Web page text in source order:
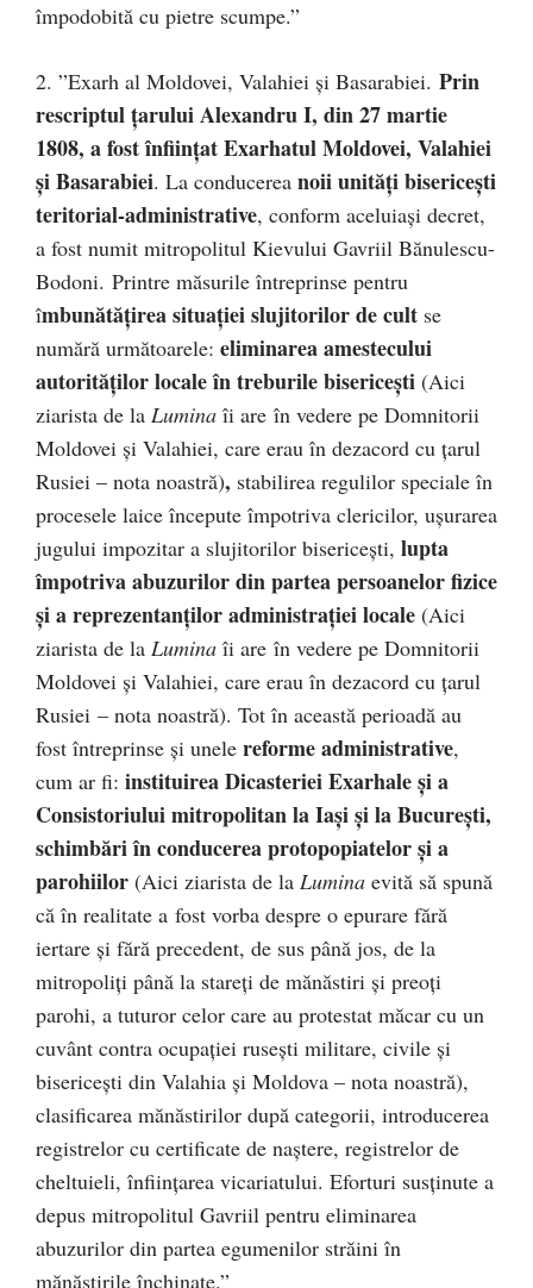
împodobită cu pietre scumpe.”
2. ”Exarh al Moldovei, Valahiei şi Basarabiei. Prin
rescriptul ţarului Alexandru I, din 27 martie
1808, a fost înfiinţat Exarhatul Moldovei, Valahiei
şi Basarabiei. La conducerea noii unităţi bisericeşti
teritorial-administrative, conform aceluiaşi decret,
a fost numit mitropolitul Kievului Gavriil Bănulescu-
Bodoni. Printre măsurile întreprinse pentru
îmbunătăţirea situaţiei slujitorilor de cult se
numără următoarele: eliminarea amestecului
autorităţilor locale în treburile bisericeşti (Aici
ziarista de la Lumina îi are în vedere pe Domnitorii
Moldovei și Valahiei, care erau în dezacord cu țarul
Rusiei – nota noastră), stabilirea regulilor speciale în
procesele laice începute împotriva clericilor, uşurarea
jugului impozitar a slujitorilor bisericeşti, lupta
împotriva abuzurilor din partea persoanelor fizice
şi a reprezentanţilor administraţiei locale (Aici
ziarista de la Lumina îi are în vedere pe Domnitorii
Moldovei și Valahiei, care erau în dezacord cu țarul
Rusiei – nota noastră). Tot în această perioadă au
fost întreprinse şi unele reforme administrative,
cum ar fi: instituirea Dicasteriei Exarhale şi a
Consistoriului mitropolitan la Iaşi şi la Bucureşti,
schimbări în conducerea protopopiatelor şi a
parohiilor (Aici ziarista de la Lumina evită să spună
că în realitate a fost vorba despre o epurare fără
iertare și fără precedent, de sus până jos, de la
mitropoliți până la stareți de mănăstiri și preoți
parohi, a tuturor celor care au protestat măcar cu un
cuvânt contra ocupației rusești militare, civile și
bisericești din Valahia și Moldova – nota noastră),
clasificarea mănăstirilor după categorii, introducerea
registrelor cu certificate de naştere, registrelor de
cheltuieli, înfiinţarea vicariatului. Eforturi susţinute a
depus mitropolitul Gavriil pentru eliminarea
abuzurilor din partea egumenilor străini în
mănăstirile închinate.”